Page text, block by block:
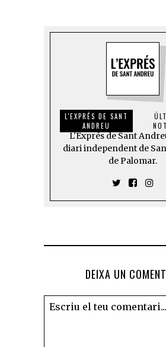
L'EXPRÉS DE SANT
ANDREU
L'Exprés de Sant
diari independent de
de Palomar.
DEIXA UN